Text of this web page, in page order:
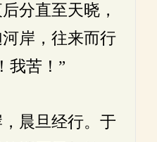
分直至天晓，
岸，往来而行
我苦！”
晨旦经行。于